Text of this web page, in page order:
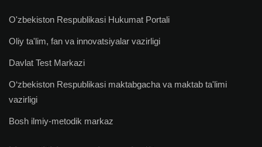
O'zbekiston Respublikasi Hukumat Portali
Oliy ta'lim, fan va innovatsiyalar vazirligi
Davlat Test Markazi
O‘zbekiston Respublikasi maktabgacha va maktab ta'limi
vazirligi
Bosh ilmiy-metodik markaz